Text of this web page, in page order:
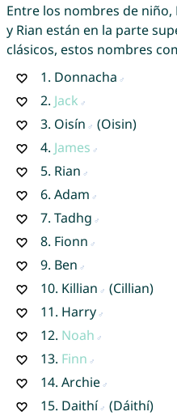
Entre los nombres de niño,
y Rian están en la parte
clásicos, estos nombres
1. Donnacha
2. Jack
3. Oisín
(Oisin)
4. James
5. Rian
6. Adam
7. Tadhg
8. Fionn
9. Ben
10. Killian
(Cillian)
11. Harry
12. Noah
13. Finn
14. Archie
15. Daithí
(Dáithí)